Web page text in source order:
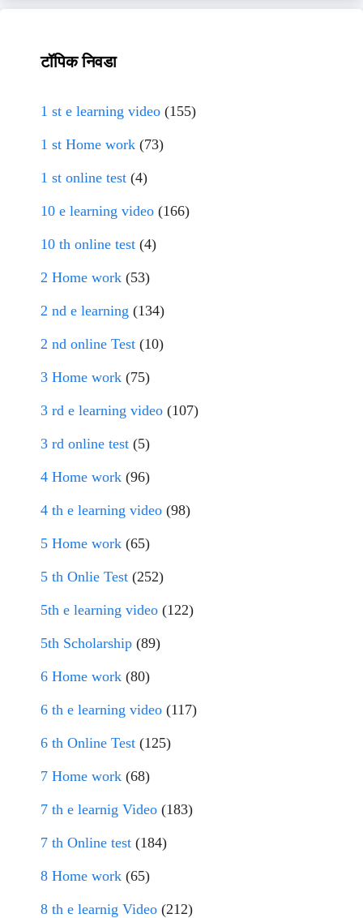
टॉपिक निवडा
1 st e learning video (155)
1 st Home work (73)
1 st online test (4)
10 e learning video (166)
10 th online test (4)
2 Home work (53)
2 nd e learning (134)
2 nd online Test (10)
3 Home work (75)
3 rd e learning video (107)
3 rd online test (5)
4 Home work (96)
4 th e learning video (98)
5 Home work (65)
5 th Onlie Test (252)
5th e learning video (122)
5th Scholarship (89)
6 Home work (80)
6 th e learning video (117)
6 th Online Test (125)
7 Home work (68)
7 th e learnig Video (183)
7 th Online test (184)
8 Home work (65)
8 th e learnig Video (212)